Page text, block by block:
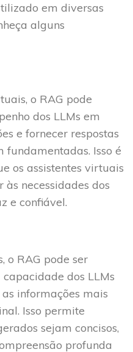
em diversas
alguns
o RAG pode
dos LLMs em
e fornecer respostas
fundamentadas. Isso é
os assistentes virtuais
necessidades dos
e confiável.
o RAG pode ser
dos LLMs
informações mais
Isso permite
sejam concisos,
profunda